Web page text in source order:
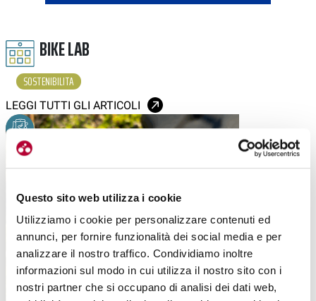
Questo sito web utilizza i cookie
Utilizziamo i cookie per personalizzare contenuti ed
annunci, per fornire funzionalità dei social media e per
analizzare il nostro traffico. Condividiamo inoltre
informazioni sul modo in cui utilizza il nostro sito con i
nostri partner che si occupano di analisi dei dati web,
BIKE LAB
SOSTENIBILITA
LEGGI TUTTI GLI ARTICOLI